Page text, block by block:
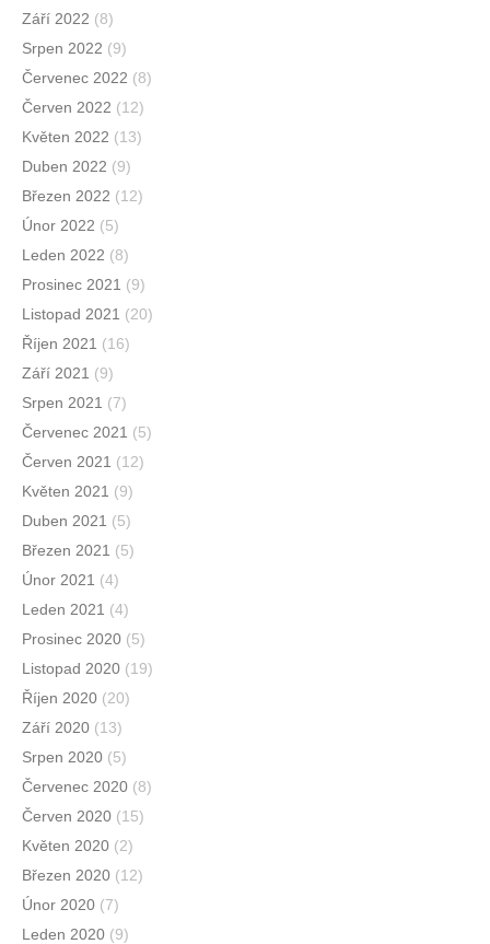
Září 2022 (8)
Srpen 2022 (9)
Červenec 2022 (8)
Červen 2022 (12)
Květen 2022 (13)
Duben 2022 (9)
Březen 2022 (12)
Únor 2022 (5)
Leden 2022 (8)
Prosinec 2021 (9)
Listopad 2021 (20)
Říjen 2021 (16)
Září 2021 (9)
Srpen 2021 (7)
Červenec 2021 (5)
Červen 2021 (12)
Květen 2021 (9)
Duben 2021 (5)
Březen 2021 (5)
Únor 2021 (4)
Leden 2021 (4)
Prosinec 2020 (5)
Listopad 2020 (19)
Říjen 2020 (20)
Září 2020 (13)
Srpen 2020 (5)
Červenec 2020 (8)
Červen 2020 (15)
Květen 2020 (2)
Březen 2020 (12)
Únor 2020 (7)
Leden 2020 (9)